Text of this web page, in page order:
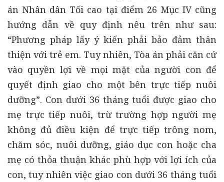
án Nhân dân Tối cao tại điểm 26 Mục IV cũng
hướng dẫn về quy định nêu trên như sau:
“Phương pháp lấy ý kiến phải bảo đảm thân
thiện với trẻ em. Tuy nhiên, Tòa án phải căn cứ
vào quyền lợi về mọi mặt của người con để
quyết định giao cho một bên trực tiếp nuôi
dưỡng”. Con dưới 36 tháng tuổi được giao cho
mẹ trực tiếp nuôi, trừ trường hợp người mẹ
không đủ điều kiện để trực tiếp trông nom,
chăm sóc, nuôi dưỡng, giáo dục con hoặc cha
mẹ có thỏa thuận khác phù hợp với lợi ích của
con, tuy nhiên việc giao con dưới 36 tháng tuổi